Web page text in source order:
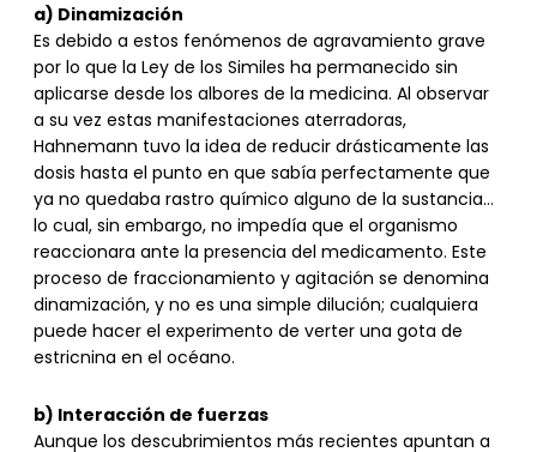
a) Dinamización
Es debido a estos fenómenos de agravamiento grave
por lo que la Ley de los Similes ha permanecido sin
aplicarse desde los albores de la medicina. Al observar
a su vez estas manifestaciones aterradoras,
Hahnemann tuvo la idea de reducir drásticamente las
dosis hasta el punto en que sabía perfectamente que
ya no quedaba rastro químico alguno de la sustancia…
lo cual, sin embargo, no impedía que el organismo
reaccionara ante la presencia del medicamento. Este
proceso de fraccionamiento y agitación se denomina
dinamización, y no es una simple dilución; cualquiera
puede hacer el experimento de verter una gota de
estricnina en el océano.
b) Interacción de fuerzas
Aunque los descubrimientos más recientes apuntan a